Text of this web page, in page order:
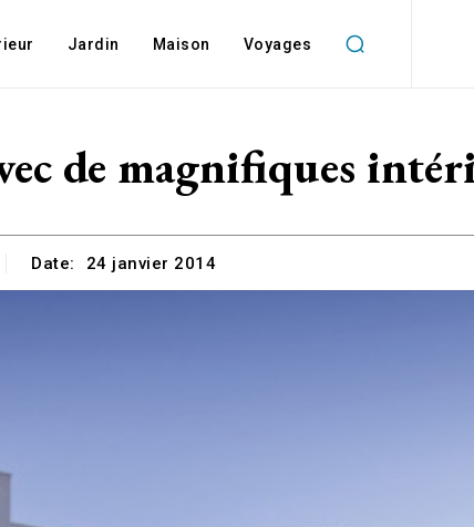
Jardin Maison Voyages
de magnifiques
Date: 24 janvier 2014